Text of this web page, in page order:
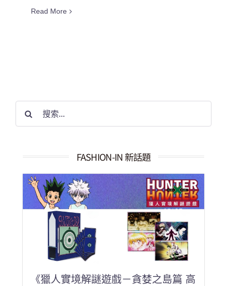
Read More
果：
FASHION-IN 新話題
《獵人實境解謎遊戲－貪婪之島篇 高